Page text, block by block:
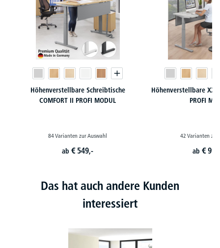
Höhenverstellbare Schreibtische
COMFORT II PROFI MODUL
84 Varianten zur Auswahl
ab€ 549,-
Höhenverstellbare
PROFI
42 Varianten zur
ab €
Das hat auch andere Kunden
interessiert